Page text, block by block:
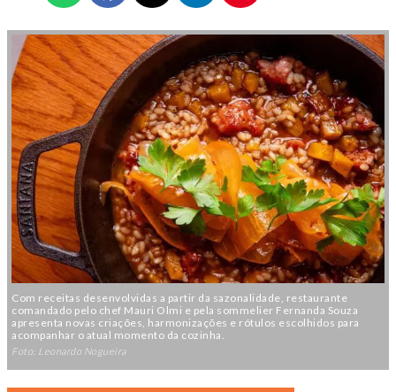
Com receitas desenvolvidas a partir da sazonalidade, restaurante
comandado pelo chef Mauri Olmi e pela sommelier Fernanda Souza
apresenta novas criações, harmonizações e rótulos escolhidos para
acompanhar o atual momento da cozinha.
Foto: Leonardo Nogueira